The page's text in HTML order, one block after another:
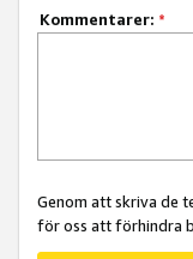
Kommentarer: *
Genom att skriva de
för oss att förhindra